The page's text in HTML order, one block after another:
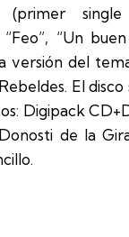
“Un buen
versión del
El
Digipack
de la